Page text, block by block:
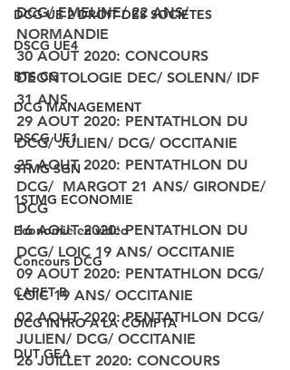
DCG UE 2 DROIT DES SOCIETES
DSCG UE4
BTS CG
DCG MANAGEMENT
DSCG UE1
STMG SGN
1STMG ECONOMIE
Economie en vidéo
Concours DCG
CAPET B
DCG INTRO A LA COMPTA
DUT GEA
DCG/ EMELINE/ 22 ANS/
NORMANDIE
30 AOUT 2020: CONCOURS
DEONTOLOGIE DEC/ SOLENN/ IDF
31 ANS
29 AOUT 2020: PENTATHLON DU
DCG/ JULIEN/ DCG/ OCCITANIE
25 AOUT 2020: PENTATHLON DU
DCG/  MARGOT 21 ANS/ GIRONDE/
DCG
16 AOUT 2020: PENTATHLON DU
DCG/ LOIC 19 ANS/ OCCITANIE
09 AOUT 2020: PENTATHLON DCG/
LOIC 19 ANS/ OCCITANIE
02 AOUT 2020: PENTATHLON DCG/
JULIEN/ DCG/ OCCITANIE
26 JUILLET 2020: CONCOURS